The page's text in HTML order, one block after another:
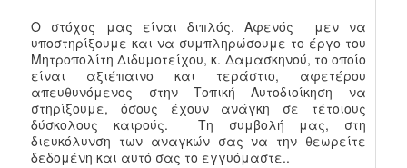
Ο στόχος μας είναι διπλός. Αφενός μεν να
υποστηρίξουμε και να συμπληρώσουμε το έργο του
Μητροπολίτη Διδυμοτείχου, κ. Δαμασκηνού, το οποίο
είναι αξιέπαινο και τεράστιο, αφετέρου
απευθυνόμενος στην Τοπική Αυτοδιοίκηση να
στηρίξουμε, όσους έχουν ανάγκη σε τέτοιους
δύσκολους καιρούς. Τη συμβολή μας, στη
διευκόλυνση των αναγκών σας να την θεωρείτε
δεδομένη και αυτό σας το εγγυόμαστε..